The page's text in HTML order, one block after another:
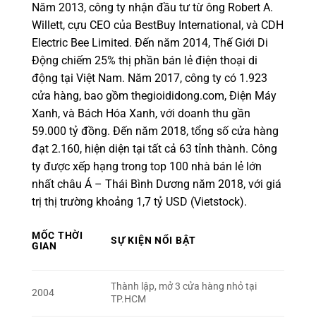
Năm 2013, công ty nhận đầu tư từ ông Robert A.
Willett, cựu CEO của BestBuy International, và CDH
Electric Bee Limited. Đến năm 2014, Thế Giới Di
Động chiếm 25% thị phần bán lẻ điện thoại di
động tại Việt Nam. Năm 2017, công ty có 1.923
cửa hàng, bao gồm thegioididong.com, Điện Máy
Xanh, và Bách Hóa Xanh, với doanh thu gần
59.000 tỷ đồng. Đến năm 2018, tổng số cửa hàng
đạt 2.160, hiện diện tại tất cả 63 tỉnh thành. Công
ty được xếp hạng trong top 100 nhà bán lẻ lớn
nhất châu Á – Thái Bình Dương năm 2018, với giá
trị thị trường khoảng 1,7 tỷ USD (Vietstock).
MỐC THỜI
GIAN
SỰ KIỆN NỔI BẬT
2004
Thành lập, mở 3 cửa hàng nhỏ tại
TP.HCM